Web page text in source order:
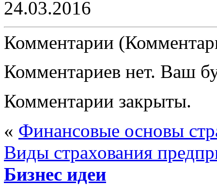
24.03.2016
Комментарии
Комментариев нет. Ваш
Комментарии закрыты.
« Финансовые основы
Виды страхования
Бизнес идеи